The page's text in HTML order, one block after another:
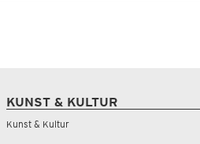
KUNST & KULTUR
Kunst & Kultur